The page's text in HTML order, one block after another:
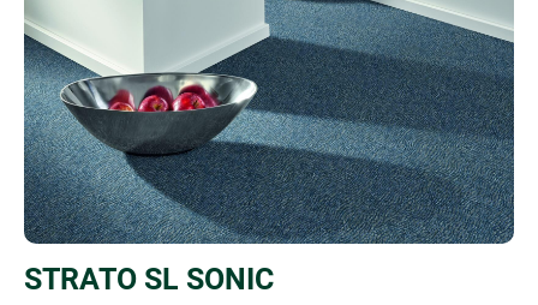
STRATO SL SONIC